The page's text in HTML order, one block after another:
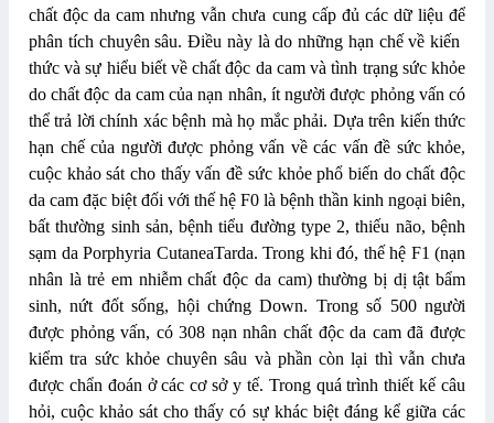
chất độc da cam nhưng vẫn chưa cung cấp đủ các dữ liệu để
phân tích chuyên sâu. Điều này là do những hạn chế về kiến ​​
thức và sự hiểu biết về chất độc da cam và tình trạng sức khỏe
do chất độc da cam của nạn nhân, ít người được phỏng vấn có
thể trả lời chính xác bệnh mà họ mắc phải. Dựa trên kiến ​​thức
hạn chế của người được phỏng vấn về các vấn đề sức khỏe,
cuộc khảo sát cho thấy vấn đề sức khỏe phổ biến do chất độc
da cam đặc biệt đối với thế hệ F0 là bệnh thần kinh ngoại biên,
bất thường sinh sản, bệnh tiểu đường type 2, thiếu não, bệnh
sạm da Porphyria CutaneaTarda. Trong khi đó, thế hệ F1 (nạn
nhân là trẻ em nhiễm chất độc da cam) thường bị dị tật bẩm
sinh, nứt đốt sống, hội chứng Down. Trong số 500 người
được phỏng vấn, có 308 nạn nhân chất độc da cam đã được
kiểm tra sức khỏe chuyên sâu và phần còn lại thì vẫn chưa
được chẩn đoán ở các cơ sở y tế. Trong quá trình thiết kế câu
hỏi, cuộc khảo sát cho thấy có sự khác biệt đáng kể giữa các